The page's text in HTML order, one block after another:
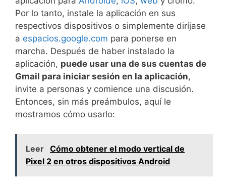
Por lo tanto, instale la aplicación en sus
respectivos dispositivos o simplemente diríjase
a espacios.google.com para ponerse en
marcha. Después de haber instalado la
aplicación, puede usar una de sus cuentas de
Gmail para iniciar sesión en la aplicación,
invite a personas y comience una discusión.
Entonces, sin más preámbulos, aquí le
mostramos cómo usarlo:
Leer Cómo obtener el modo vertical de
Pixel 2 en otros dispositivos Android